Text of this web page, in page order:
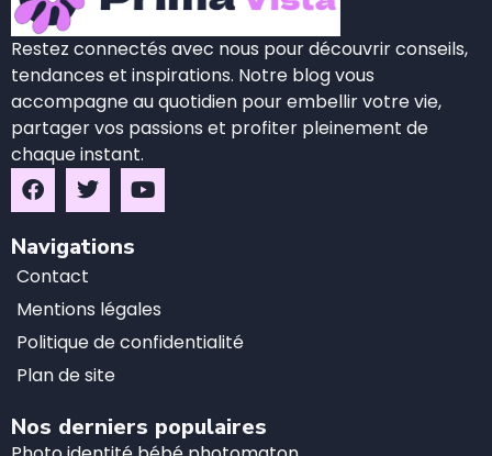
Restez connectés avec nous pour découvrir conseils,
tendances et inspirations. Notre blog vous
accompagne au quotidien pour embellir votre vie,
partager vos passions et profiter pleinement de
chaque instant.
Navigations
Contact
Mentions légales
Politique de confidentialité
Plan de site
Nos derniers populaires